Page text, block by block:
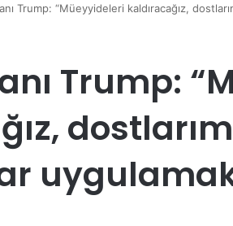
Trump: “Müeyyideleri kaldıracağız,
Trump: